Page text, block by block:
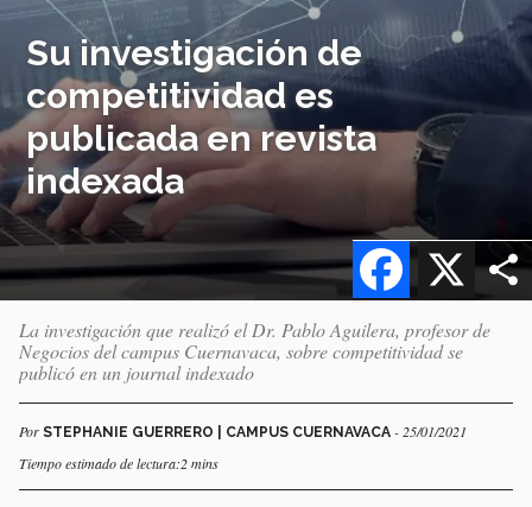
Su investigación de
competitividad es
publicada en revista
indexada
X
Facebook
La investigación que realizó el Dr. Pablo Aguilera, profesor de
Negocios del campus Cuernavaca, sobre competitividad se
publicó en un journal indexado
Por STEPHANIE GUERRERO | CAMPUS CUERNAVACA - 25/01/2021
Tiempo estimado de lectura:2 mins